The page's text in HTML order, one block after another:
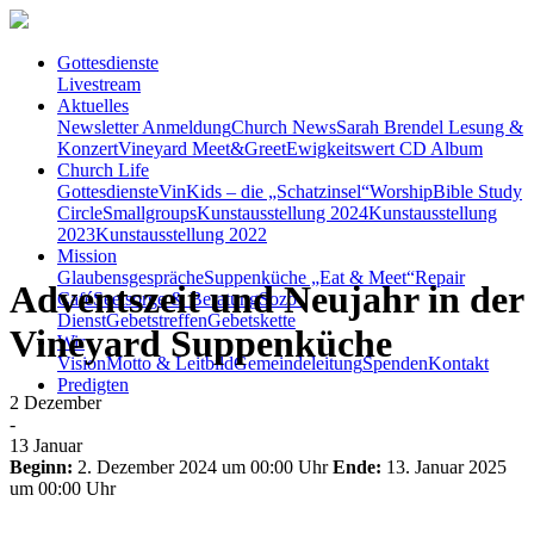
Gottesdienste
Livestream
Aktuelles
Newsletter AnmeldungChurch NewsSarah Brendel Lesung &
KonzertVineyard Meet&GreetEwigkeitswert CD Album
Church Life
GottesdiensteVinKids – die „Schatzinsel“WorshipBible Study
CircleSmallgroupsKunstausstellung 2024Kunstausstellung
2023Kunstausstellung 2022
Mission
GlaubensgesprächeSuppenküche „Eat & Meet“Repair
CaféSeelsorge & BeratungSozo-
DienstGebetstreffenGebetskette
Wir
VisionMotto & LeitbildGemeindeleitungSpendenKontakt
Predigten
Adventszeit und Neujahr in der
Vineyard Suppenküche
2 Dezember
-
13 Januar
Beginn: 2. Dezember 2024 um 00:00 UhrEnde: 13. Januar 2025
um 00:00 Uhr